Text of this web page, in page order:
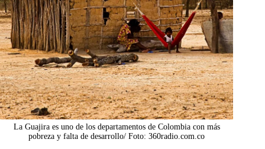
La Guajira es uno de los departamentos de Colombia con más
pobreza y falta de desarrollo/ Foto: 360radio.com.co